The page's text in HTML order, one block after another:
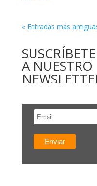
« Entradas más
SUSCRÍBETE
A NUESTRO